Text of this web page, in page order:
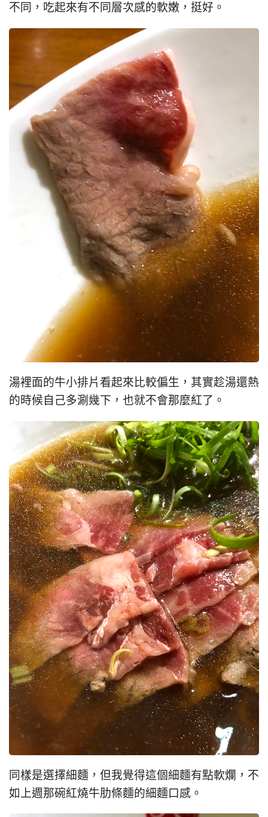
不同，吃起來有不同層次感的軟嫩，挺好。
湯裡面的牛小排片看起來比較偏生，其實趁湯還熱
的時候自己多涮幾下，也就不會那麼紅了。
同樣是選擇細麵，但我覺得這個細麵有點軟爛，不
如上週那碗紅燒牛肋條麵的細麵口感。